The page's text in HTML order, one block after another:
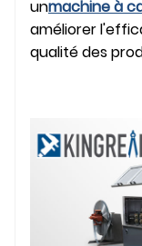
unmachine à
améliorer
qualité des